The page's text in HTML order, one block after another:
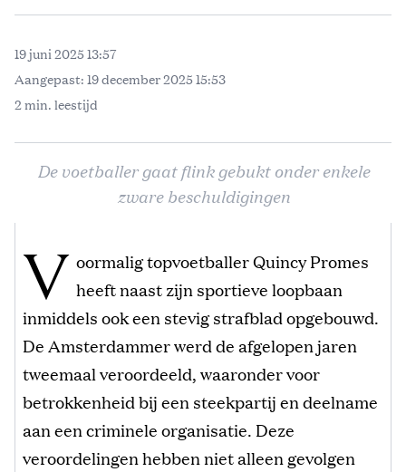
19 juni 2025 13:57
Aangepast: 19 december 2025 15:53
2 min. leestijd
De voetballer gaat flink gebukt onder enkele
zware beschuldigingen
V oormalig topvoetballer Quincy Promes
heeft naast zijn sportieve loopbaan
inmiddels ook een stevig strafblad opgebouwd.
De Amsterdammer werd de afgelopen jaren
tweemaal veroordeeld, waaronder voor
betrokkenheid bij een steekpartij en deelname
aan een criminele organisatie. Deze
veroordelingen hebben niet alleen gevolgen